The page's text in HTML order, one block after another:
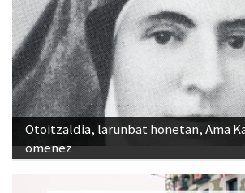
Otoitzaldia, larunbat honetan, Ama
omenez